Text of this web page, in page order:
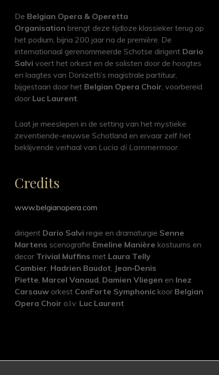
De Belgian Opera & Operetta
Organisation brengt deze tijdloze klassieker terug op
het podium, bijna 200 jaar na de première. De
internationaal gerenommeerde Schotse dirigent Dario
Salvi voert het orkest en de solisten door de hoogtes
en laagtes van Donizetti’s magistrale partituur,
bijgestaan door het Belgian Opera Choir , voorbereid
door Luc Laurent
Laat je meeslepen in de setting van het mystieke
zeventiende-eeuwse Schotland en ervaar zelf het
beklijvende verhaal van Lucia di Lammermoor
Credits
www.belgianopera.com
dirigent Dario Salvi regie en dramaturgie Senne
Martens scenografie Emeline Manière kostuums en
decor Trivial Muffins met Laura Telly
Cambier, Hadrien Baudot, Jean‑Denis
Piette, Marcel Vanaud, Damien Vliegen en Inez
Carsauw orkest ConForte Symphonic koor Belgian
Opera Choir o.l.v. Luc Laurent